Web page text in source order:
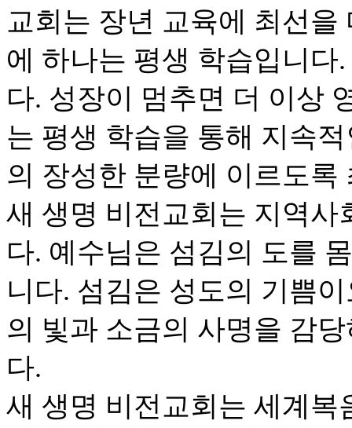
교회는 장년 교육에 최선
에 하나는 평생 학습입니
다. 성장이 멈추면 더 이상
는 평생 학습을 통해 지속
의 장성한 분량에 이르도록
새 생명 비전교회는 지역
다. 예수님은 섬김의 도를
니다. 섬김은 성도의 기쁨
의 빛과 소금의 사명을 감
다.
새 생명 비전교회는 세계